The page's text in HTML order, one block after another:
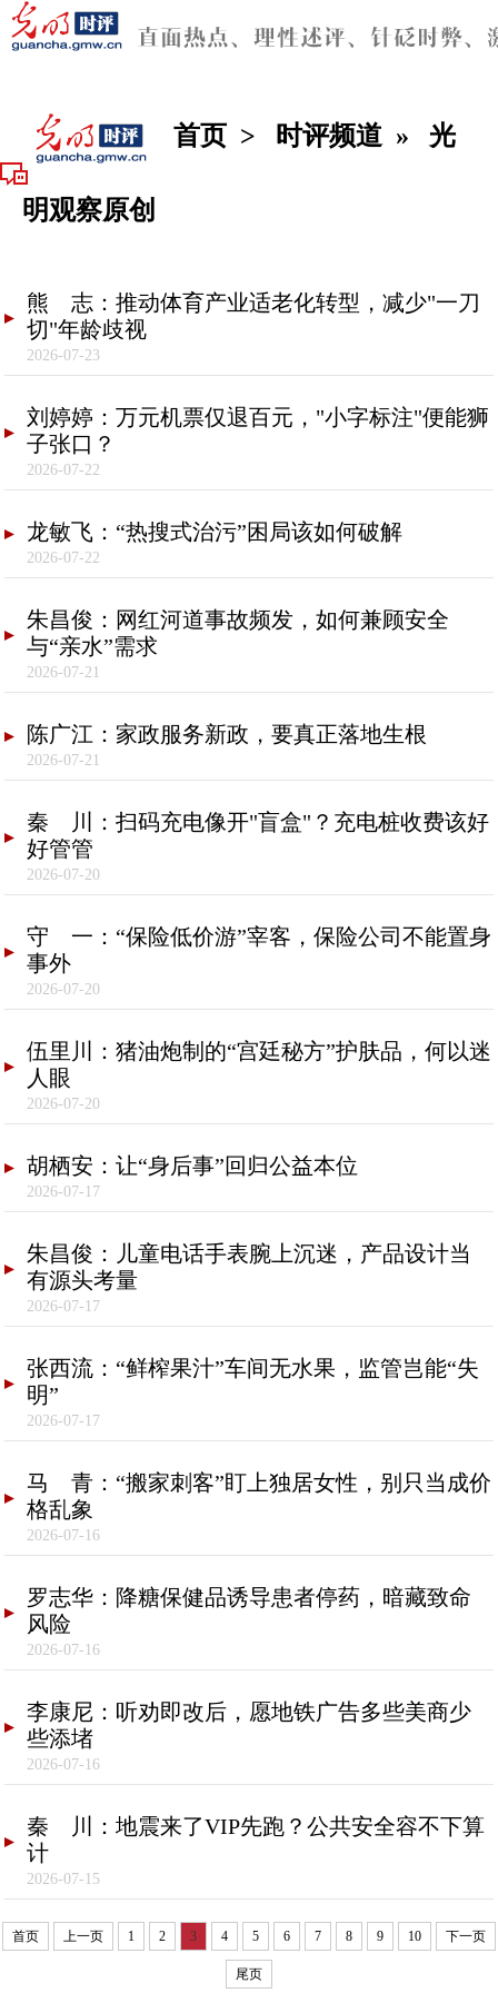
首页 > 时评频道 » 光
明观察原创
熊 志：推动体育产业适老化转型，减少"一刀
切"年龄歧视
2026-07-23
刘婷婷：万元机票仅退百元，"小字标注"便能狮
子张口？
2026-07-22
龙敏飞：“热搜式治污”困局该如何破解
2026-07-22
朱昌俊：网红河道事故频发，如何兼顾安全
与“亲水”需求
2026-07-21
陈广江：家政服务新政，要真正落地生根
2026-07-21
秦 川：扫码充电像开"盲盒"？充电桩收费该好
好管管
2026-07-20
守 一：“保险低价游”宰客，保险公司不能置身
事外
2026-07-20
伍里川：猪油炮制的“宫廷秘方”护肤品，何以迷
人眼
2026-07-20
胡栖安：让“身后事”回归公益本位
2026-07-17
朱昌俊：儿童电话手表腕上沉迷，产品设计当
有源头考量
2026-07-17
张西流：“鲜榨果汁”车间无水果，监管岂能“失
明”
2026-07-17
马 青：“搬家刺客”盯上独居女性，别只当成价
格乱象
2026-07-16
罗志华：降糖保健品诱导患者停药，暗藏致命
风险
2026-07-16
李康尼：听劝即改后，愿地铁广告多些美商少
些添堵
2026-07-16
秦 川：地震来了VIP先跑？公共安全容不下算
计
2026-07-15
首页 上一页 1 2 3 4 5 6 7 8 9 10 下一页
尾页